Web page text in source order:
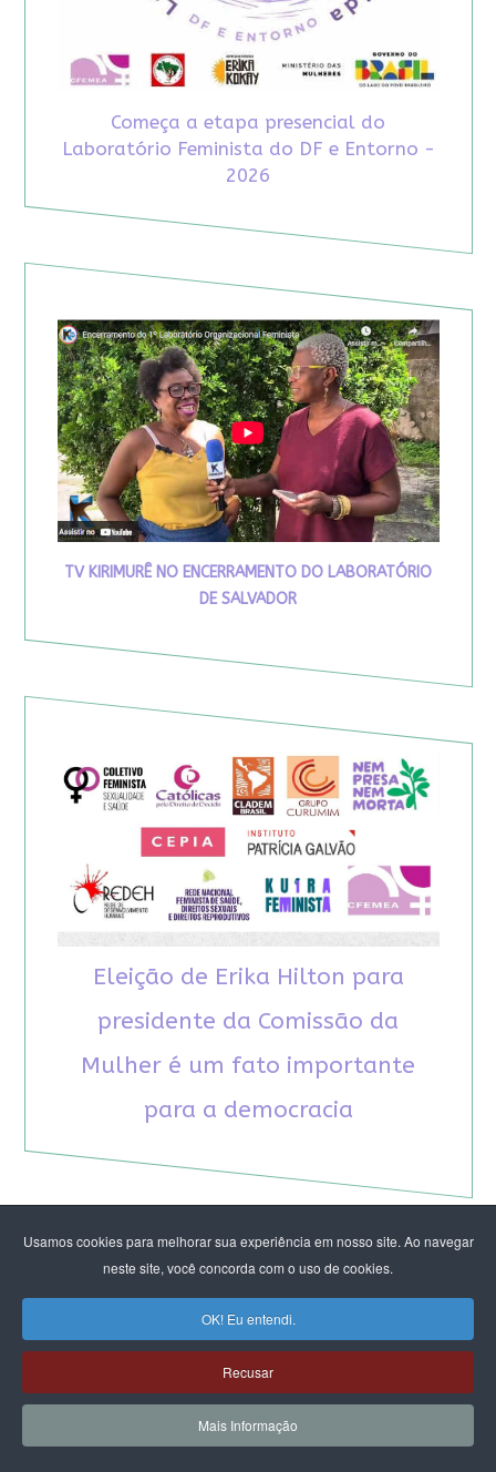
Usamos cookies para melhorar sua experiência em nosso site. Ao navegar
neste site, você concorda com o uso de cookies.
OK! Eu entendi.
Recusar
Mais Informação
Começa a etapa presencial do
Laboratório Feminista do DF e Entorno -
2026
TV KIRIMURÊ NO ENCERRAMENTO DO LABORATÓRIO
DE SALVADOR
Eleição de Erika Hilton para
presidente da Comissão da
Mulher é um fato importante
para a democracia
RECOMENDAMOS A LEITURA
August Nimtz prova que marxismo e
antirracismo são indissociáveis na luta
anticapitalista
Rap transfeminista radical argentino na FLIPEI
Quem tem medo dos corpos trans?